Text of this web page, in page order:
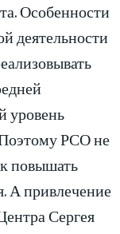
Особенности
деятельности
уровень
РСО не
повышать
А привлечение
Сергея